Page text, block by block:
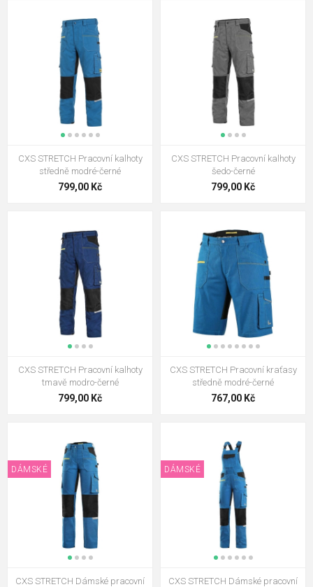
767,00 Kč
CXS STRETCH Pracovní kraťasy
767,00 Kč
CXS STRETCH Pracovní kalhoty
středně modré-černé
799,00 Kč
CXS STRETCH Pracovní kalhoty
šedo-černé
799,00 Kč
CXS STRETCH Pracovní kalhoty
tmavě modro-černé
799,00 Kč
CXS STRETCH Pracovní kraťasy
středně modré-černé
767,00 Kč
DÁMSKÉ
CXS STRETCH Dámské pracovní
DÁMSKÉ
CXS STRETCH Dámské pracovní